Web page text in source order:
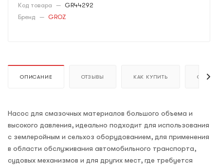
Код товара — GR44292
Бренд — GROZ
ОПИСАНИЕ ОТЗЫВЫ КАК КУПИТЬ ОПЛАТА
Насос для смазочных материалов большого объема и
высокого давления, идеально подходит для использования
с землеройным и сельхоз оборудованием, для применения
в области обслуживания автомобильного транспорта,
судовых механизмов и для других мест, где требуется